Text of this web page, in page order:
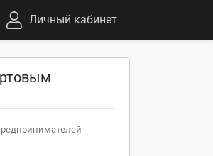
Личный кабинет